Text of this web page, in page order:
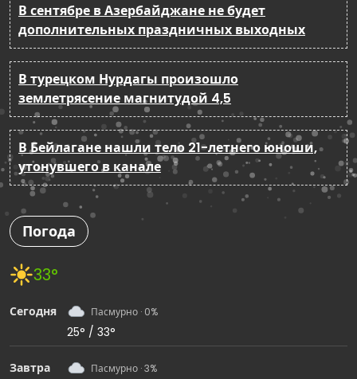
В сентябре в Азербайджане не будет
дополнительных праздничных выходных
В турецком Нурдагы произошло
землетрясение магнитудой 4,5
В Бейлагане нашли тело 21-летнего юноши,
утонувшего в канале
Погода
33°
Сегодня Пасмурно · 0%
25° / 33°
Завтра Пасмурно · 3%